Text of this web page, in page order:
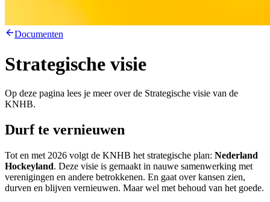
Documenten
Strategische visie
Op deze pagina lees je meer over de Strategische visie van de
KNHB.
Durf te vernieuwen
Tot en met 2026 volgt de KNHB het strategische plan: Nederland
Hockeyland. Deze visie is gemaakt in nauwe samenwerking met
verenigingen en andere betrokkenen. En gaat over kansen zien,
durven en blijven vernieuwen. Maar wel met behoud van het goede.